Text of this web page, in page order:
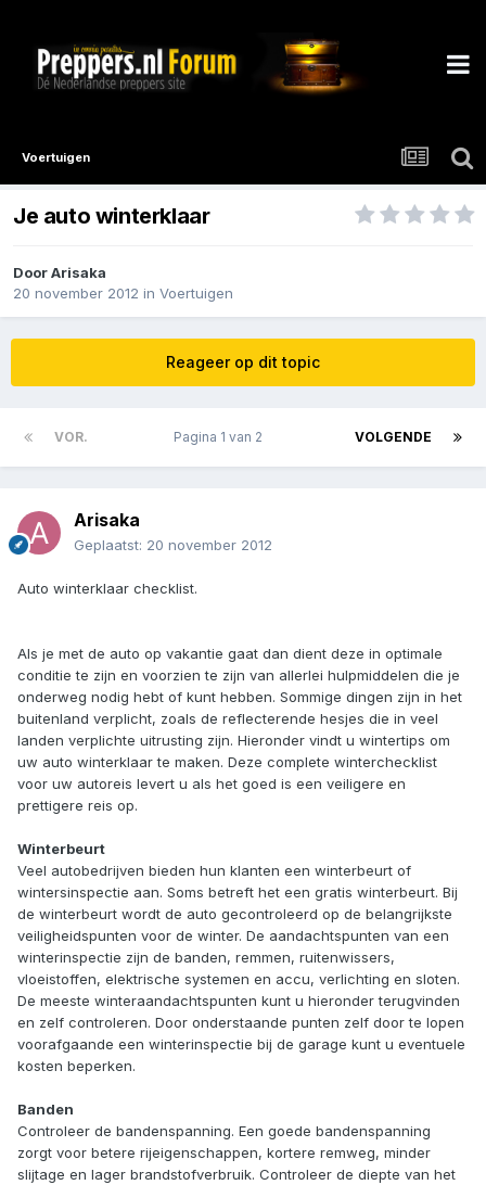
Voertuigen
Je auto winterklaar
DoorArisaka
20 november 2012 in Voertuigen
Reageer op dit topic
VOR. VOLGENDE
Pagina 1 van 2
Arisaka
Geplaatst: 20 november 2012
Auto winterklaar checklist.
Als je met de auto op vakantie gaat dan dient deze in optimale
conditie te zijn en voorzien te zijn van allerlei hulpmiddelen die je
onderweg nodig hebt of kunt hebben. Sommige dingen zijn in het
buitenland verplicht, zoals de reflecterende hesjes die in veel
landen verplichte uitrusting zijn. Hieronder vindt u wintertips om
uw auto winterklaar te maken. Deze complete winterchecklist
voor uw autoreis levert u als het goed is een veiligere en
prettigere reis op.
Winterbeurt
Veel autobedrijven bieden hun klanten een winterbeurt of
wintersinspectie aan. Soms betreft het een gratis winterbeurt. Bij
de winterbeurt wordt de auto gecontroleerd op de belangrijkste
veiligheidspunten voor de winter. De aandachtspunten van een
winterinspectie zijn de banden, remmen, ruitenwissers,
vloeistoffen, elektrische systemen en accu, verlichting en sloten.
De meeste winteraandachtspunten kunt u hieronder terugvinden
en zelf controleren. Door onderstaande punten zelf door te lopen
voorafgaande een winterinspectie bij de garage kunt u eventuele
kosten beperken.
Banden
Controleer de bandenspanning. Een goede bandenspanning
zorgt voor betere rijeigenschappen, kortere remweg, minder
slijtage en lager brandstofverbruik. Controleer de diepte van het